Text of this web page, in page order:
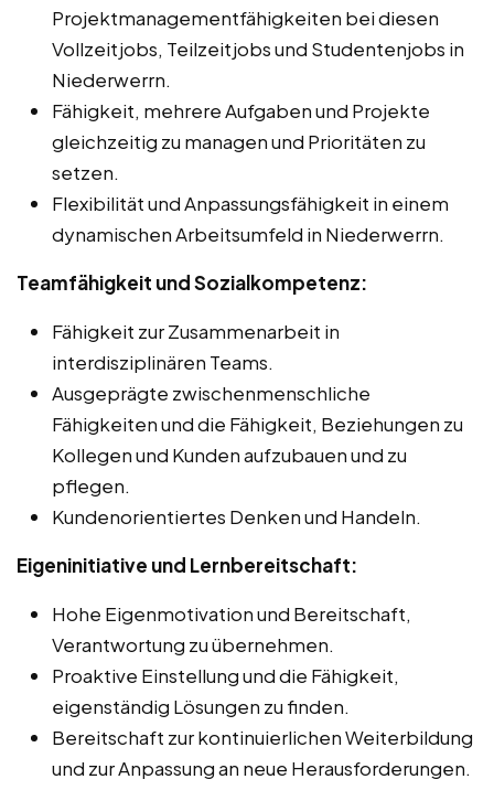
Projektmanagementfähigkeiten bei diesen
Vollzeitjobs, Teilzeitjobs und Studentenjobs in
Niederwerrn.
Fähigkeit, mehrere Aufgaben und Projekte
gleichzeitig zu managen und Prioritäten zu
setzen.
Flexibilität und Anpassungsfähigkeit in einem
dynamischen Arbeitsumfeld in Niederwerrn.
Teamfähigkeit und Sozialkompetenz:
Fähigkeit zur Zusammenarbeit in
interdisziplinären Teams.
Ausgeprägte zwischenmenschliche
Fähigkeiten und die Fähigkeit, Beziehungen zu
Kollegen und Kunden aufzubauen und zu
pflegen.
Kundenorientiertes Denken und Handeln.
Eigeninitiative und Lernbereitschaft:
Hohe Eigenmotivation und Bereitschaft,
Verantwortung zu übernehmen.
Proaktive Einstellung und die Fähigkeit,
eigenständig Lösungen zu finden.
Bereitschaft zur kontinuierlichen Weiterbildung
und zur Anpassung an neue Herausforderungen.